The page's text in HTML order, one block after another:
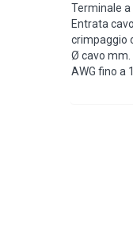
Terminale a
Entrata
crimpaggio
Ø cavo mm.
AWG fino a